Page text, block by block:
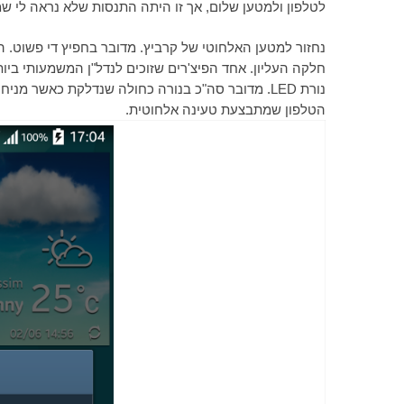
לטלפון ולמטען שלום, אך זו היתה התנסות שלא נראה לי
נחזור למטען האלחוטי של קרביץ. מדובר בחפיץ די
נורת LED
הטלפון שמתבצעת טעינה אלחוטית.